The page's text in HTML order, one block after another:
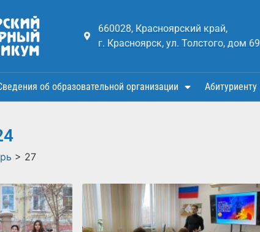
660028, Красноярский край,
г. Красноярск, ул. Толстого, дом 69
об образовательной организации Абитуриенту
> 27